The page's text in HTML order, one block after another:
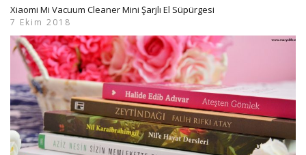
Xiaomi Mi Vacuum Cleaner Mini Şarjlı El Süpürgesi
7 Ekim 2018